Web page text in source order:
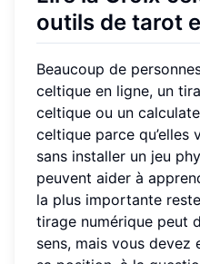
outils de tarot
Beaucoup de
celtique en ligne, un
celtique ou un
celtique parce qu’elles
sans installer un jeu
peuvent aider à
la plus importante
tirage numérique peut
sens, mais vous devez